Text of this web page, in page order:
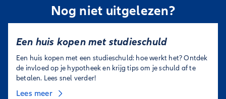
Nog niet uitgelezen?
Een huis kopen met studieschuld
Een huis kopen met een studieschuld: hoe werkt het? Ontdek
de invloed op je hypotheek en krijg tips om je schuld af te
betalen. Lees snel verder!
Lees meer